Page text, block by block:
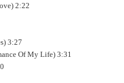
2:22
3:27
Of My Life) 3:31